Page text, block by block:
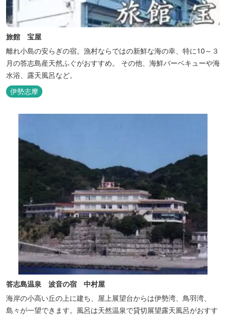
旅館 宝屋
離れ小島の安らぎの宿。漁村ならではの新鮮な海の幸、特に10～３
月の答志島産天然ふぐがおすすめ。 その他、海鮮バーベキューや海
水浴、露天風呂など。
伊勢志摩
答志島温泉 波音の宿 中村屋
海岸の小高い丘の上に建ち、屋上展望台からは伊勢湾、鳥羽湾、
島々が一望できます。風呂は天然温泉で貸切展望露天風呂がおすす